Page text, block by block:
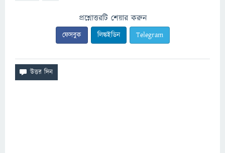
প্রশ্নোত্তরটি শেয়ার করুন
ফেসবুক লিঙ্কইডিন Telegram